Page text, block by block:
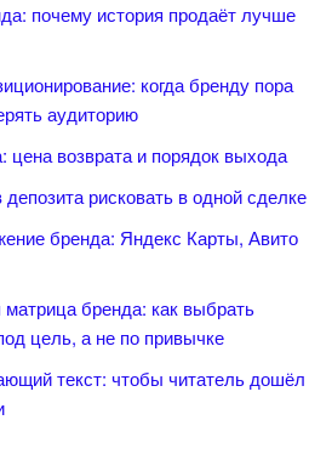
почему история продаёт лучше
когда бренду пора
аудиторию
цена возврата и порядок выхода
рисковать в одной сделке
бренда: Яндекс Карты, Авито
бренда: как выбрать
цель, а не по привычке
текст: чтобы читатель дошёл